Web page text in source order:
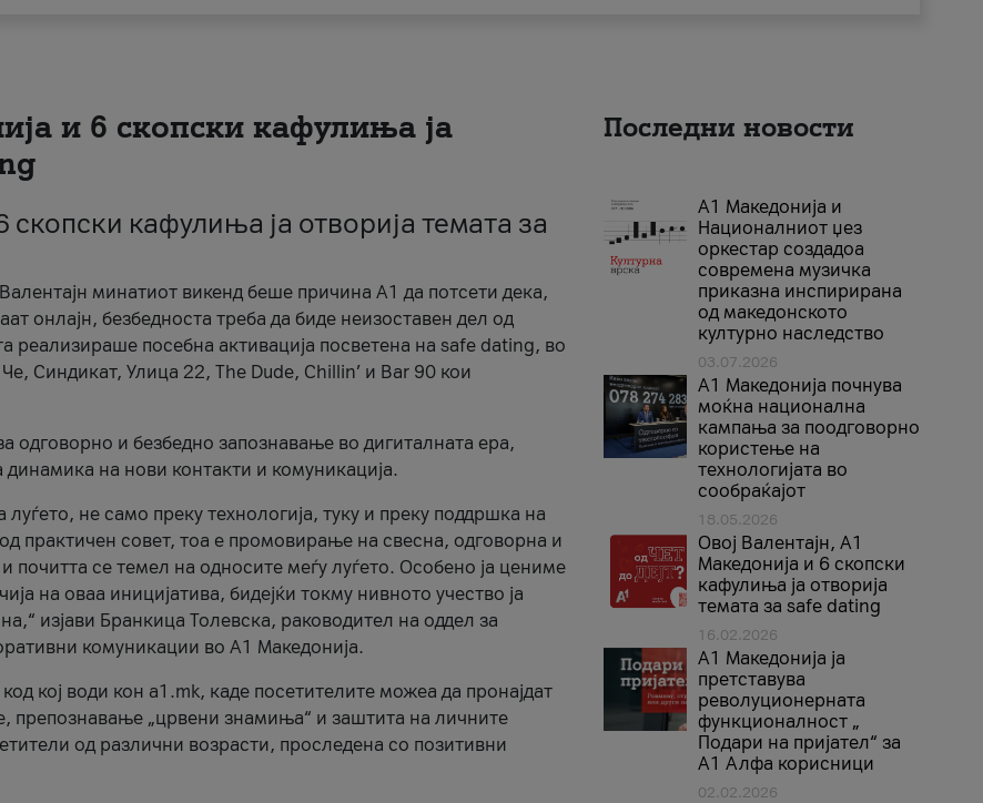
и 6 скопски кафулиња ја
кафулиња ја отворија темата за
минатиот викенд беше причина А1 да потсети дека,
онлајн, безбедноста треба да биде неизоставен дел од
реализираше посебна активација посветена на safe dating, во
Синдикат, Улица 22, The Dude, Chillin’ и Bar 90 кои
одговорно и безбедно запознавање во дигиталната ера,
на нови контакти и комуникација.
не само преку технологија, туку и преку поддршка на
практичен совет, тоа е промовирање на свесна, одговорна и
почитта се темел на односите меѓу луѓето. Особено ја цениме
на оваа иницијатива, бидејќи токму нивното учество ја
изјави Бранкица Толевска, раководител на оддел за
комуникации во А1 Македонија.
кој води кон a1.mk, каде посетителите можеа да пронајдат
препознавање „црвени знамиња“ и заштита на личните
од различни возрасти, проследена со позитивни
Последни новости
А1 Македонија и
Националниот џез
оркестар создадоа
современа музичка
приказна инспирирана
од македонското
културно наследство
03.07.2026
A1 Македонија почнува
моќна национална
кампања за поодговорно
користење на
технологијата во
сообраќајот
18.05.2026
Овој Валентајн, A1
Македонија и 6 скопски
кафулиња ја отворија
темата за safe dating
16.02.2026
А1 Македонија ја
претставува
револуционерната
функционалност „
Подари на пријател“ за
А1 Алфа корисници
02.02.2026